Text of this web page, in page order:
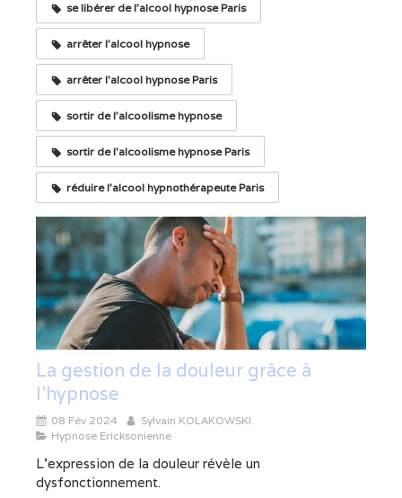
se libérer de l'alcool hypnose Paris
arrêter l'alcool hypnose
arrêter l'alcool hypnose Paris
sortir de l'alcoolisme hypnose
sortir de l'alcoolisme hypnose Paris
réduire l'alcool hypnothérapeute Paris
La gestion de la douleur grâce à
l'hypnose
08 Fév 2024
Sylvain KOLAKOWSKI
Hypnose Ericksonienne
L'expression de la douleur révèle un
dysfonctionnement.